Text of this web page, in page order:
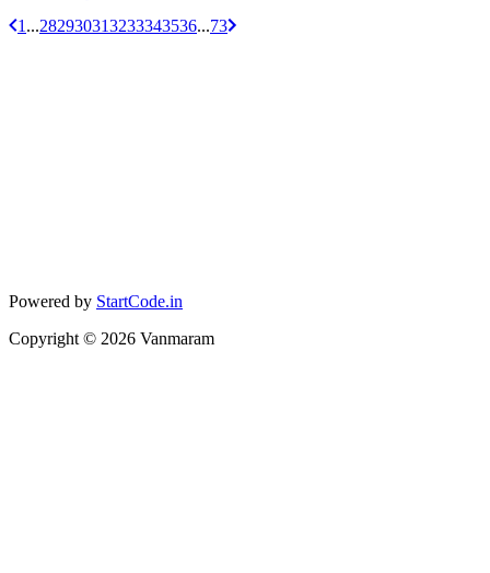
1 ...282930313233343536...73
Powered by StartCode.in
Copyright © 2026 Vanmaram